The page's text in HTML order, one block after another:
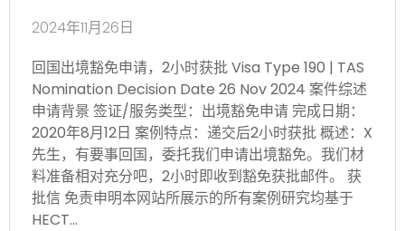
2024年11月26日
回国出境豁免申请，2小时获批 Visa Type 190 | TAS
Nomination Decision Date 26 Nov 2024 案件综述
申请背景 签证/服务类型：出境豁免申请 完成日期：
2020年8月12日 案例特点：递交后2小时获批 概述：X
先生，有要事回国，委托我们申请出境豁免。我们材
料准备相对充分吧，2小时即收到豁免获批邮件。 获
批信 免责申明本网站所展示的所有案例研究均基于
HECT…